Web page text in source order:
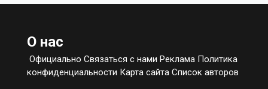
О нас
Официально Связаться с нами Реклама Политика
конфиденциальности Карта сайта Список авторов